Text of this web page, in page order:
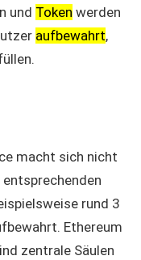
und Token werden
aufbewahrt,
macht sich nicht
rund 3
Ethereum
zentrale Säulen